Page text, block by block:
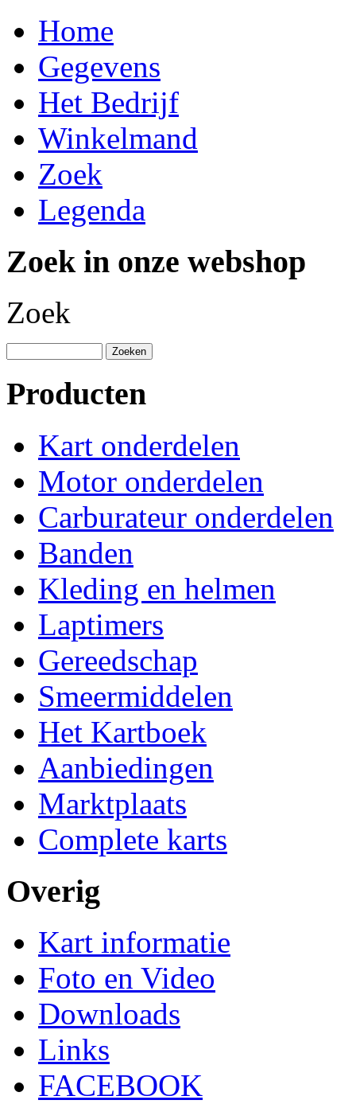
Home
Gegevens
Het Bedrijf
Winkelmand
Zoek
Legenda
Zoek in onze webshop
Zoek
Producten
Kart onderdelen
Motor onderdelen
Carburateur onderdelen
Banden
Kleding en helmen
Laptimers
Gereedschap
Smeermiddelen
Het Kartboek
Aanbiedingen
Marktplaats
Complete karts
Overig
Kart informatie
Foto en Video
Downloads
Links
FACEBOOK